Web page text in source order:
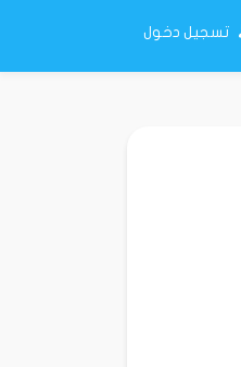
تسجيل دخول